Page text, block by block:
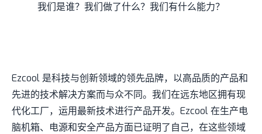
我们是谁？我们做了什么？我们有什么能力？
Ezcool 是科技与创新领域的领先品牌，以高品质的产品和
先进的技术解决方案而与众不同。我们在远东地区拥有现
代化工厂，运用最新技术进行产品开发。Ezcool 在生产电
脑机箱、电源和安全产品方面已证明了自己，在这些领域